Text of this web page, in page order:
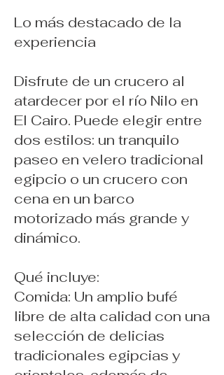
Lo más destacado de la
experiencia
Disfrute de un crucero al
atardecer por el río Nilo en
El Cairo. Puede elegir entre
dos estilos: un tranquilo
paseo en velero tradicional
egipcio o un crucero con
cena en un barco
motorizado más grande y
dinámico.
Qué incluye:
Comida: Un amplio bufé
libre de alta calidad con una
selección de delicias
tradicionales egipcias y